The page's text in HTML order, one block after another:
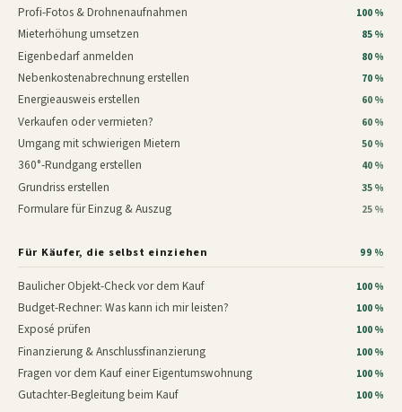
Profi-Fotos & Drohnenaufnahmen 100 %
Mieterhöhung umsetzen 85 %
Eigenbedarf anmelden 80 %
Nebenkostenabrechnung erstellen 70 %
Energieausweis erstellen 60 %
Verkaufen oder vermieten? 60 %
Umgang mit schwierigen Mietern 50 %
360°-Rundgang erstellen 40 %
Grundriss erstellen 35 %
Formulare für Einzug & Auszug 25 %
Für Käufer, die selbst einziehen 99 %
Baulicher Objekt-Check vor dem Kauf 100 %
Budget-Rechner: Was kann ich mir leisten? 100 %
Exposé prüfen 100 %
Finanzierung & Anschlussfinanzierung 100 %
Fragen vor dem Kauf einer Eigentumswohnung 100 %
Gutachter-Begleitung beim Kauf 100 %